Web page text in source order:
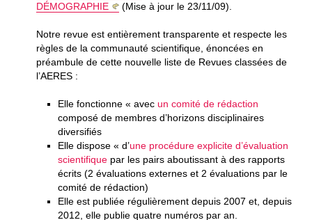
DÉMOGRAPHIE
(Mise à jour le 23/11/09).
Notre revue est entièrement transparente et respecte les
règles de la communauté scientifique, énoncées en
préambule de cette nouvelle liste de Revues classées de
l’AERES :
Elle fonctionne « avec un comité de rédaction
composé de membres d’horizons disciplinaires
diversifiés
Elle dispose « d’une procédure explicite d’évaluation
scientifique par les pairs aboutissant à des rapports
écrits (2 évaluations externes et 2 évaluations par le
comité de rédaction)
Elle est publiée régulièrement depuis 2007 et, depuis
2012, elle publie quatre numéros par an.